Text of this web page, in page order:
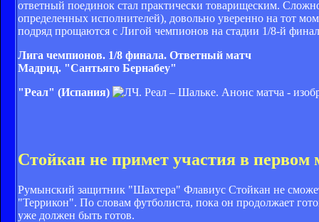
ответный поединок стал практически товарищеским.
определенных исполнителей), довольно уверенно на тот
подряд прощаются с Лигой чемпионов на стадии 1/8-й
Лига чемпионов. 1/8 финала. Ответный матч
Мадрид. "Сантьяго Бернабеу"
"Реал" (Испания)
Стойкан не примет участия в
Румынский защитник "Шахтера" Флавиус Стойкан не
"Террикон". По словам футболиста, пока он продолжает
уже должен быть готов.